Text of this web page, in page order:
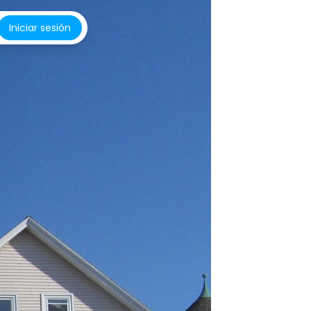
Iniciar sesión